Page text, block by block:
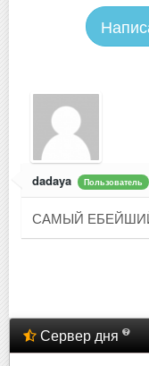
dadaya Пользователь
САМЫЙ
Сервер дня